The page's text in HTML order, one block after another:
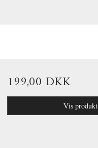
199,00 DKK
Vis produkt